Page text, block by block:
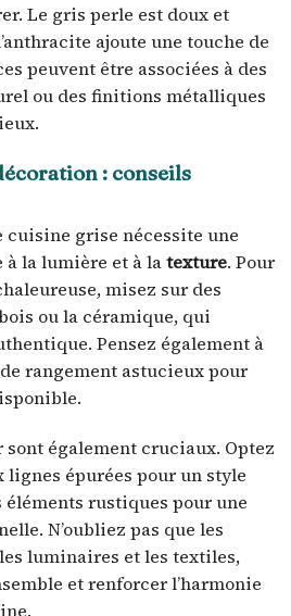
Le gris perle est doux et
ajoute une touche de
peuvent être associées à des
ou des finitions métalliques
: conseils
cuisine grise nécessite une
la lumière et à latexture. Pour
misez sur des
ou la céramique, qui
Pensez également à
rangement astucieux pour
également cruciaux. Optez
lignes épurées pour un style
éléments rustiques pour une
N’oubliez pas que les
luminaires et les textiles,
et renforcer l’harmonie